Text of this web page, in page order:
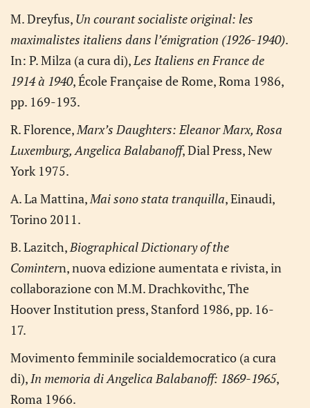
M. Dreyfus, Un courant socialiste original: les
maximalistes italiens dans l’émigration (1926-1940).
In: P. Milza (a cura di),Les Italiens en France de
1914 à 1940, École Française de Rome, Roma 1986,
pp. 169-193.
R. Florence,Marx’s Daughters: Eleanor Marx, Rosa
Luxemburg, Angelica Balabanoff, Dial Press, New
York 1975.
A. La Mattina,Mai sono stata tranquilla, Einaudi,
Torino 2011.
B. Lazitch,Biographical Dictionary of the
Comintern, nuova edizione aumentata e rivista, in
collaborazione con M.M. Drachkovithc, The
Hoover Institution press, Stanford 1986, pp. 16-
17.
Movimento femminile socialdemocratico (a cura
di),In memoria di Angelica Balabanoff: 1869-1965,
Roma 1966.